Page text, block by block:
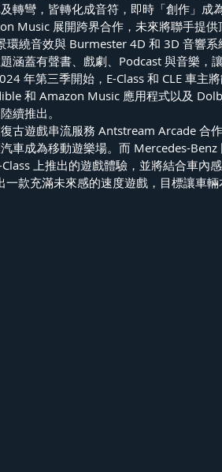
轉彎，皆轉化成音符，即時「創作」成
Music 展開跨界合作，未來將聯手提
環繞音效與 Burmester 4D 和 3D 音響
涵蓋有聲書、戲劇、Podcast 與音樂，
年第三季開始，E-Class 和 CLE 車主
和 Amazon Music 應用程式以及
續推出。
古遊戲串流服務 Antstream Arcade 合
車成為移動遊樂場。而 Mercedes-
上推出的遊戲體驗，並將結合車內
一款充滿未來感的速度遊戲，目標讓車